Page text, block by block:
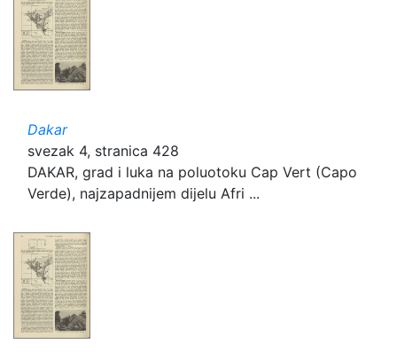
Dakar
svezak 4, stranica 428
DAKAR, grad i luka na poluotoku Cap Vert (Capo
Verde), najzapadnijem dijelu Afri ...